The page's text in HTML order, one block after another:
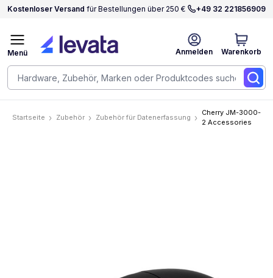
Kostenloser Versand für Bestellungen über 250 € +49 32 221856909
Anmelden Warenkorb
Menü
Startseite Zubehör Zubehör für Datenerfassung
Cherry JM-3000-
2 Accessories